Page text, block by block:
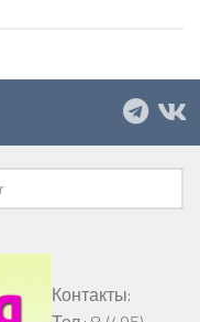
Контакты: